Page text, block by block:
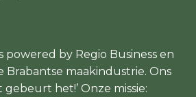
powered by Regio Business en
Brabantse maakindustrie. Ons
gebeurt het!’ Onze missie: